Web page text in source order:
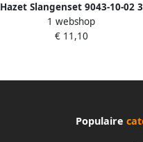
Hazet Slangenset 9043-10-02 3
1 webshop
€ 11,10
Populaire